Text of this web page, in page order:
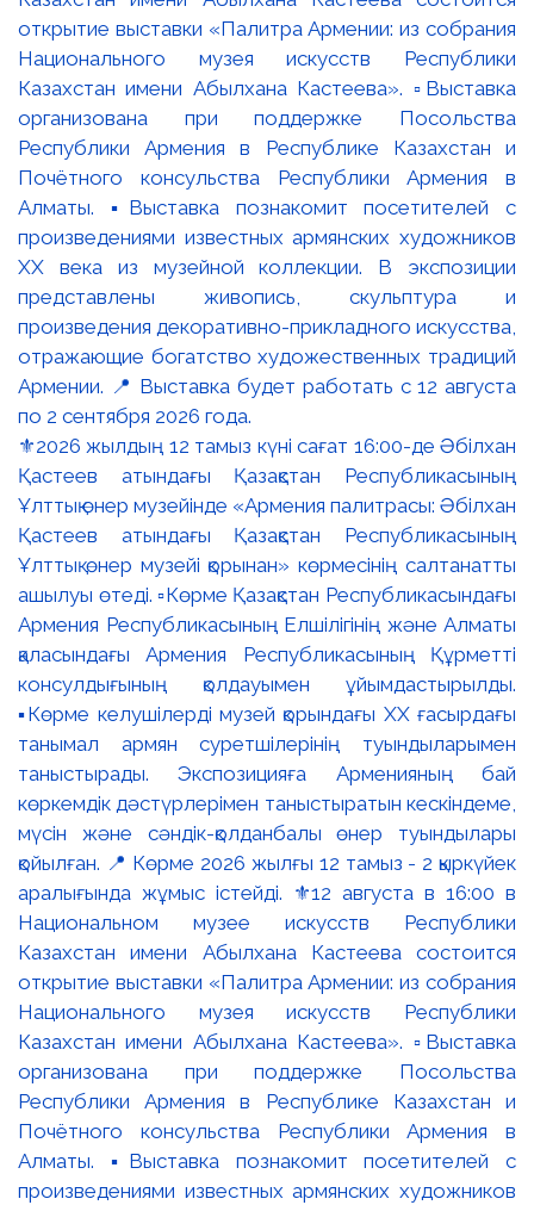
⚜️2026 жылдың 12 тамыз күні сағат 16:00-де Әбілхан
Қастеев атындағы Қазақстан Республикасының
Ұлттық өнер музейінде «Армения палитрасы: Әбілхан
Қастеев атындағы Қазақстан Республикасының
Ұлттық өнер музейі қорынан» көрмесінің салтанатты
ашылуы өтеді. ▫️Көрме Қазақстан Республикасындағы
Армения Республикасының Елшілігінің және Алматы
қаласындағы Армения Республикасының Құрметті
консулдығының қолдауымен ұйымдастырылды.
▪️Көрме келушілерді музей қорындағы ХХ ғасырдағы
танымал армян суретшілерінің туындыларымен
таныстырады. Экспозицияға Арменияның бай
көркемдік дәстүрлерімен таныстыратын кескіндеме,
мүсін және сәндік-қолданбалы өнер туындылары
қойылған. 📍 Көрме 2026 жылғы 12 тамыз - 2 қыркүйек
аралығында жұмыс істейді. ⚜️12 августа в 16:00 в
Национальном музее искусств Республики
Казахстан имени Абылхана Кастеева состоится
открытие выставки «Палитра Армении: из собрания
Национального музея искусств Республики
Казахстан имени Абылхана Кастеева». ▫️Выставка
организована при поддержке Посольства
Республики Армения в Республике Казахстан и
Почётного консульства Республики Армения в
Алматы. ▪️Выставка познакомит посетителей с
произведениями известных армянских художников